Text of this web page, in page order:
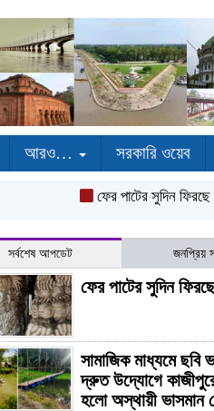
আরও… সরকারি ওয়েব
ফের পাটের সুদিন ফিরছে
সর্বশেষ আপডেট জনপ্রিয়
ফের পাটের সুদিন
সামাজিক মাধ্যমে ছবি
দ্রুত উদ্যোগে কাজীপুরে
হলো অস্থায়ী ভাসমান